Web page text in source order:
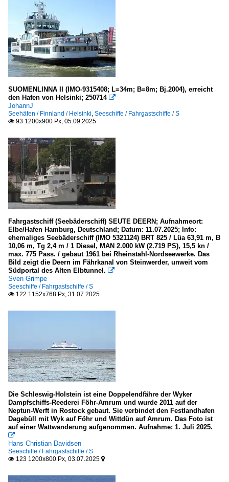
Capri
Ischia
Spanien
Balearen
Isles of Scilly
Kleinere Häfen
Dänemark
Roskilde
Deutschland
in Niedersachsen
in Schleswig-Holstein a.d. Ostsee
Niendorf-Ostsee (S-H)
Peenemünde (M-V)
Irland
Dingle
Kroatien
südlich Zadar
Norwegen
Flam
auf den Balearen
Vereinigtes Königreich
2024
2025
2026
SUOMENLINNA II (IMO-9315408; L=34m; B=8m; Bj.2004), erreicht
den Hafen von Helsinki; 250714 
JohannJ
Seehäfen / Finnland / Helsinki, Seeschiffe / Fahrgastschiffe / S
 93 1200x900 Px, 05.09.2025
Fahrgastschiff (Seebäderschiff) SEUTE DEERN; Aufnahmeort:
Elbe/Hafen Hamburg, Deutschland; Datum: 11.07.2025; Info:
ehemaliges Seebäderschiff (IMO 5321124) BRT 825 / Lüa 63,91 m, B
10,06 m, Tg 2,4 m / 1 Diesel, MAN 2.000 kW (2.719 PS), 15,5 kn /
max. 775 Pass. / gebaut 1961 bei Rheinstahl-Nordseewerke. Das
Bild zeigt die Deern im Fährkanal von Steinwerder, unweit vom
Südportal des Alten Elbtunnel. 
Sven Grimpe
Seeschiffe / Fahrgastschiffe / S
 122 1152x768 Px, 31.07.2025
Die Schleswig-Holstein ist eine Doppelendfähre der Wyker
Dampfschiffs-Reederei Föhr-Amrum und wurde 2011 auf der
Neptun-Werft in Rostock gebaut. Sie verbindet den Festlandhafen
Dagebüll mit Wyk auf Föhr und Wittdün auf Amrum. Das Foto ist
auf einer Wattwanderung aufgenommen. Aufnahme: 1. Juli 2025.

Hans Christian Davidsen
Seeschiffe / Fahrgastschiffe / S
 123 1200x800 Px, 03.07.2025 